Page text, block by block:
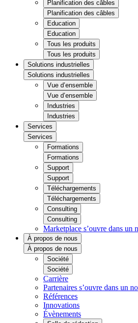
Planification des câbles
Planification des câbles
Education
Education
Tous les produits
Tous les produits
Solutions industrielles
Solutions industrielles
Vue d’ensemble
Vue d’ensemble
Industries
Industries
Services
Services
Formations
Formations
Support
Support
Téléchargements
Téléchargements
Consulting
Consulting
Marketplace s’ouvre dans un
À propos de nous
À propos de nous
Société
Société
Carrière
Partenaires s’ouvre dans un
Références
Innovations
Évènements